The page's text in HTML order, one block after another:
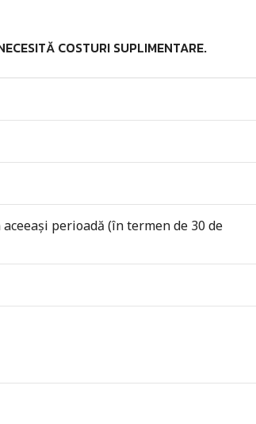
COSTURI SUPLIMENTARE.
perioadă (în termen de 30 de